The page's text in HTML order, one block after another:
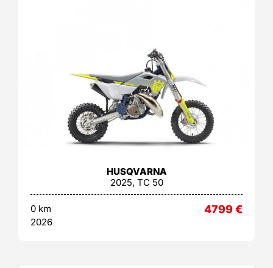
HUSQVARNA
2025, TC 50
0 km
2026
4799€